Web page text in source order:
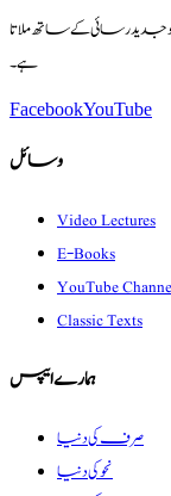
جدید رسائی کے ساتھ ملاتا
ہے۔
FacebookYouTube
وسائل
Video Lectures
E-Books
YouTube
Classic Texts
ہمارے ایپس
صرف کی دنیا
نحو کی دنیا